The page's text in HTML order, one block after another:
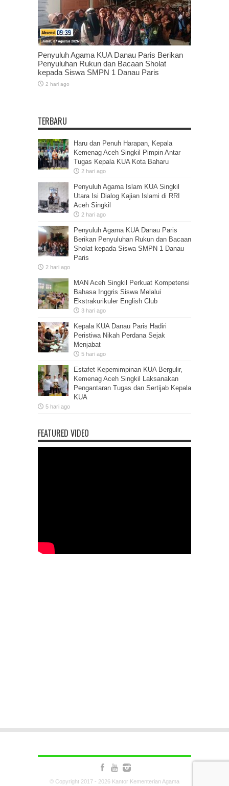
Penyuluh Agama KUA Danau Paris Berikan
Penyuluhan Rukun dan Bacaan Sholat
kepada Siswa SMPN 1 Danau Paris
2 hari ago
TERBARU
Haru dan Penuh Harapan, Kepala
Kemenag Aceh Singkil Pimpin Antar
Tugas Kepala KUA Kota Baharu
2 hari ago
Penyuluh Agama Islam KUA Singkil
Utara Isi Dialog Kajian Islami di RRI
Aceh Singkil
2 hari ago
Penyuluh Agama KUA Danau Paris
Berikan Penyuluhan Rukun dan Bacaan
Sholat kepada Siswa SMPN 1 Danau
Paris
2 hari ago
MAN Aceh Singkil Perkuat Kompetensi
Bahasa Inggris Siswa Melalui
Ekstrakurikuler English Club
3 hari ago
Kepala KUA Danau Paris Hadiri
Peristiwa Nikah Perdana Sejak
Menjabat
5 hari ago
Estafet Kepemimpinan KUA Bergulir,
Kemenag Aceh Singkil Laksanakan
Pengantaran Tugas dan Sertijab Kepala
KUA
5 hari ago
FEATURED VIDEO
© Copyright 2017 - 2026 Kantor Kementerian Agama